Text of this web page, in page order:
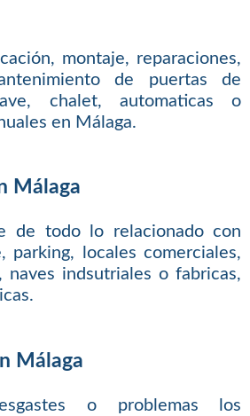
montaje, reparaciones,
de puertas de
chalet, automaticas o
en Málaga.
Málaga
de todo lo relacionado con
parking, locales comerciales,
naves indsutriales o fabricas,
Málaga
o problemas los